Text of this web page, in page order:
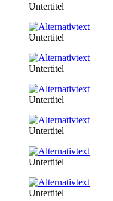
Untertitel
Untertitel
Untertitel
Untertitel
Untertitel
Untertitel
Untertitel